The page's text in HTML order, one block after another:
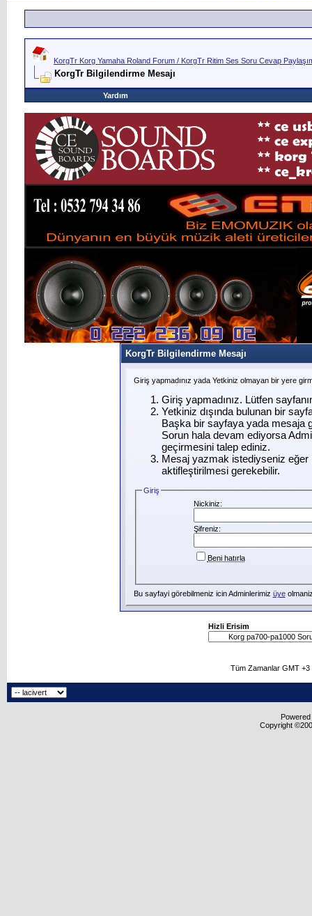
KorgTr Korg Yamaha Roland Forum / KorgTr Ritim Ses Soru Cevap
KorgTr Bilgilendirme Mesajı
Yardım
KorgTr Bilgilendirme Mesajı
Giriş yapmadınız yada Yetkiniz olmayan bir yere
Giriş yapmadınız. Lütfen
Yetkiniz dışında bulunan bir
Başka bir sayfaya yada mesaja
Sorun hala devam ediyorsa
geçirmesini talep ediniz.
Mesaj yazmak istediyseniz eğer
aktifleştirilmesi gerekebilir.
Giriş
Nickiniz:
Şifreniz:
Beni hatırla
Bu sayfayi görebilmeniz icin Adminlerimiz üye
Hizli Erisim
Tüm Zamanlar GMT
Copyright